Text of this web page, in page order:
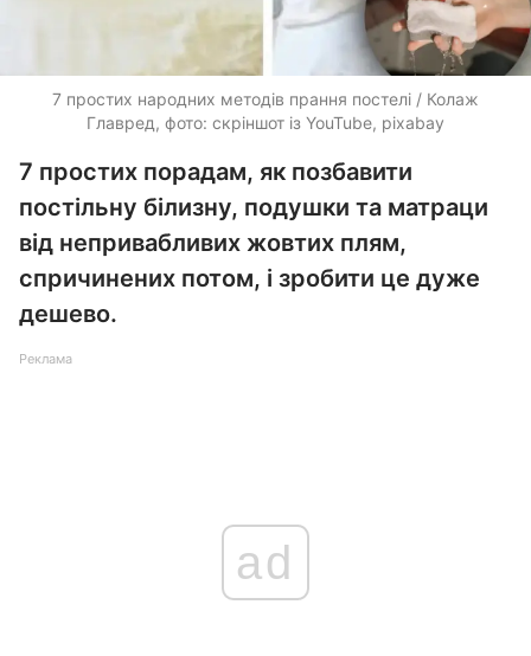
7 простих народних методів прання постелі / Колаж
Главред, фото: скріншот із YouTube, pixabay
7 простих порадам, як позбавити
постільну білизну, подушки та матраци
від непривабливих жовтих плям,
спричинених потом, і зробити це дуже
дешево.
Реклама
ad